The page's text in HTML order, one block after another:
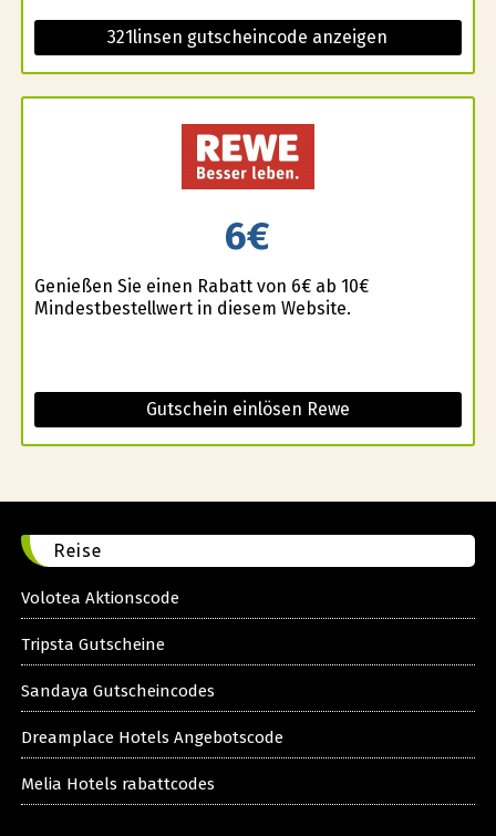
321linsen gutscheincode anzeigen
6€
Genießen Sie einen Rabatt von 6€ ab 10€
Mindestbestellwert in diesem Website.
Gutschein einlösen Rewe
Reise
Volotea Aktionscode
Tripsta Gutscheine
Sandaya Gutscheincodes
Dreamplace Hotels Angebotscode
Melia Hotels rabattcodes